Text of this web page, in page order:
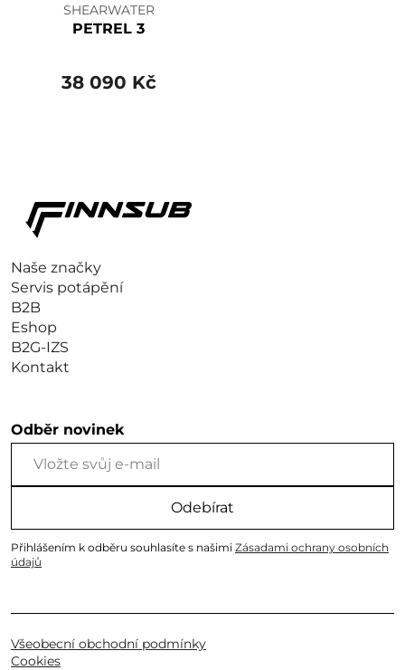
SHEARWATER
PETREL 3
38 090 Kč
Naše značky
Servis potápění
B2B
Eshop
B2G-IZS
Kontakt
Odběr novinek
Odebírat
Přihlášením k odběru souhlasíte s našimi Zásadami ochrany osobních
údajů
Všeobecní obchodní podmínky
Cookies